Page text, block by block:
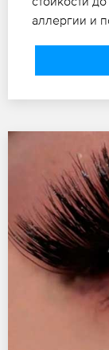
аллергии и